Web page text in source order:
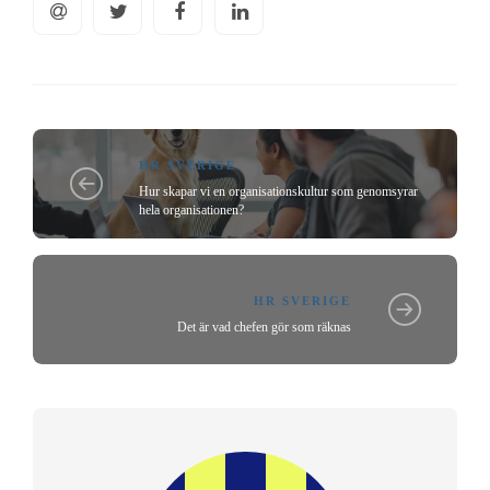
HR SVERIGE
Hur skapar vi en organisationskultur som genomsyrar
hela organisationen?
HR SVERIGE
Det är vad chefen gör som räknas